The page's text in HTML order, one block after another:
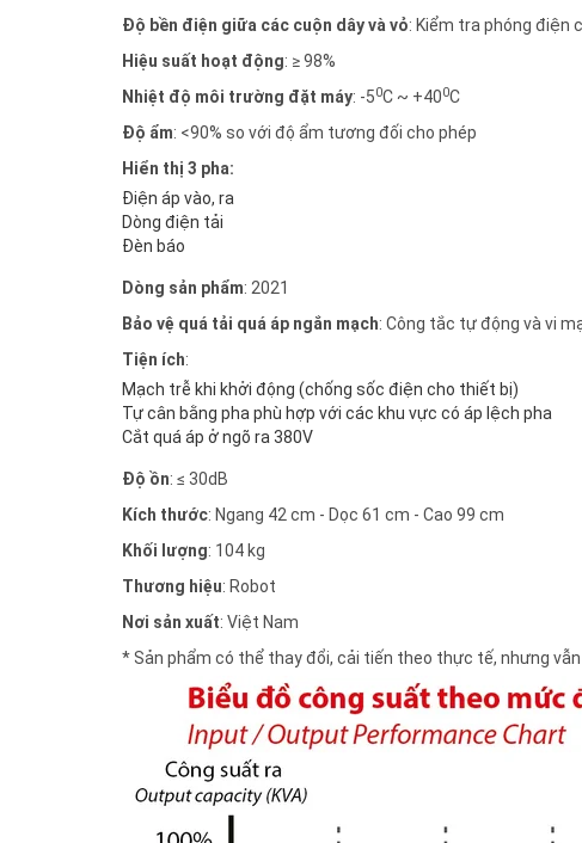
Độ bền điện giữa các cuộn dây và vỏ: Kiểm tra phóng điện
Hiệu suất hoạt động: ≥ 98%
Nhiệt độ môi trường đặt máy: -50C ~ +400C
Độ ẩm: <90% so với độ ẩm tương đối cho phép
Hiển thị 3 pha:
Điện áp vào, ra
Dòng điện tải
Đèn báo
Dòng sản phẩm: 2021
Bảo vệ quá tải quá áp ngắn mạch: Công tắc tự động và vi
Tiện ích:
Mạch trễ khi khởi động (chống sốc điện cho thiết bị)
Tự cân bằng pha phù hợp với các khu vực có áp lệch pha
Cắt quá áp ở ngõ ra 380V
Độ ồn: ≤ 30dB
Kích thước: Ngang 42 cm - Dọc 61 cm - Cao 99 cm
Khối lượng: 104 kg
Thương hiệu: Robot
Nơi sản xuất: Việt Nam
* Sản phẩm có thể thay đổi, cải tiến theo thực tế, nhưng